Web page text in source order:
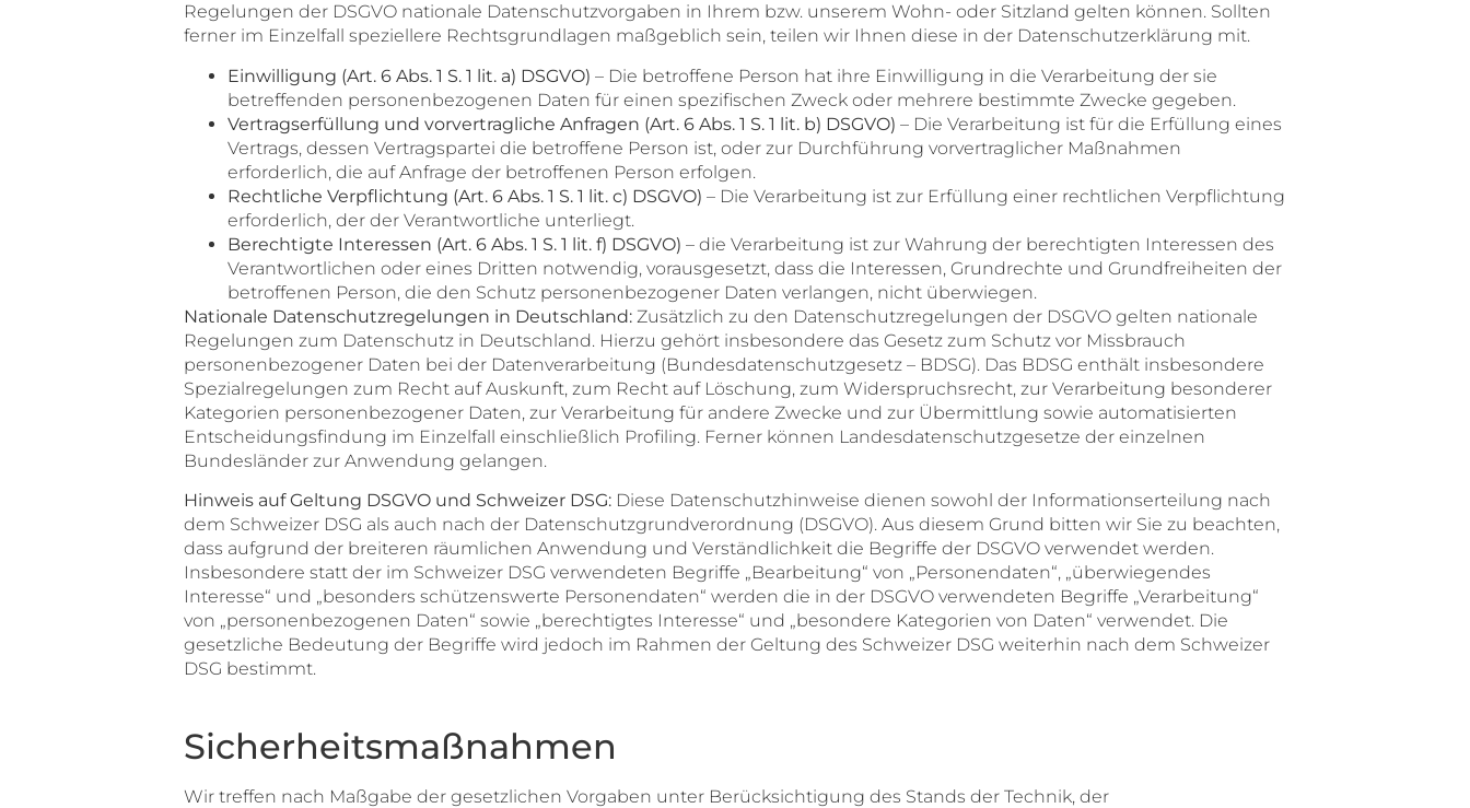
Regelungen der DSGVO nationale Datenschutzvorgaben in Ihrem bzw. unserem Wohn- oder Sitzland gelten können. Sollten
ferner im Einzelfall speziellere Rechtsgrundlagen maßgeblich sein, teilen wir Ihnen diese in der Datenschutzerklärung mit.
Einwilligung (Art. 6 Abs. 1 S. 1 lit. a) DSGVO) – Die betroffene Person hat ihre Einwilligung in die Verarbeitung der sie
betreffenden personenbezogenen Daten für einen spezifischen Zweck oder mehrere bestimmte Zwecke gegeben.
Vertragserfüllung und vorvertragliche Anfragen (Art. 6 Abs. 1 S. 1 lit. b) DSGVO) – Die Verarbeitung ist für die Erfüllung eines
Vertrags, dessen Vertragspartei die betroffene Person ist, oder zur Durchführung vorvertraglicher Maßnahmen
erforderlich, die auf Anfrage der betroffenen Person erfolgen.
Rechtliche Verpflichtung (Art. 6 Abs. 1 S. 1 lit. c) DSGVO) – Die Verarbeitung ist zur Erfüllung einer rechtlichen Verpflichtung
erforderlich, der der Verantwortliche unterliegt.
Berechtigte Interessen (Art. 6 Abs. 1 S. 1 lit. f) DSGVO) – die Verarbeitung ist zur Wahrung der berechtigten Interessen des
Verantwortlichen oder eines Dritten notwendig, vorausgesetzt, dass die Interessen, Grundrechte und Grundfreiheiten der
betroffenen Person, die den Schutz personenbezogener Daten verlangen, nicht überwiegen.
Nationale Datenschutzregelungen in Deutschland: Zusätzlich zu den Datenschutzregelungen der DSGVO gelten nationale
Regelungen zum Datenschutz in Deutschland. Hierzu gehört insbesondere das Gesetz zum Schutz vor Missbrauch
personenbezogener Daten bei der Datenverarbeitung (Bundesdatenschutzgesetz – BDSG). Das BDSG enthält insbesondere
Spezialregelungen zum Recht auf Auskunft, zum Recht auf Löschung, zum Widerspruchsrecht, zur Verarbeitung besonderer
Kategorien personenbezogener Daten, zur Verarbeitung für andere Zwecke und zur Übermittlung sowie automatisierten
Entscheidungsfindung im Einzelfall einschließlich Profiling. Ferner können Landesdatenschutzgesetze der einzelnen
Bundesländer zur Anwendung gelangen.
Hinweis auf Geltung DSGVO und Schweizer DSG: Diese Datenschutzhinweise dienen sowohl der Informationserteilung nach
dem Schweizer DSG als auch nach der Datenschutzgrundverordnung (DSGVO). Aus diesem Grund bitten wir Sie zu beachten,
dass aufgrund der breiteren räumlichen Anwendung und Verständlichkeit die Begriffe der DSGVO verwendet werden.
Insbesondere statt der im Schweizer DSG verwendeten Begriffe „Bearbeitung“ von „Personendaten“, „überwiegendes
Interesse“ und „besonders schützenswerte Personendaten“ werden die in der DSGVO verwendeten Begriffe „Verarbeitung“
von „personenbezogenen Daten“ sowie „berechtigtes Interesse“ und „besondere Kategorien von Daten“ verwendet. Die
gesetzliche Bedeutung der Begriffe wird jedoch im Rahmen der Geltung des Schweizer DSG weiterhin nach dem Schweizer
DSG bestimmt.
Sicherheitsmaßnahmen
Wir treffen nach Maßgabe der gesetzlichen Vorgaben unter Berücksichtigung des Stands der Technik, der